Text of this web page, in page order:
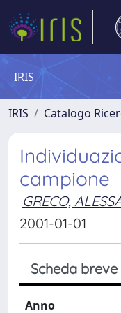
IRIS
IRIS Catalogo
campione
GRECO,
2001-01-01
Scheda breve
Anno